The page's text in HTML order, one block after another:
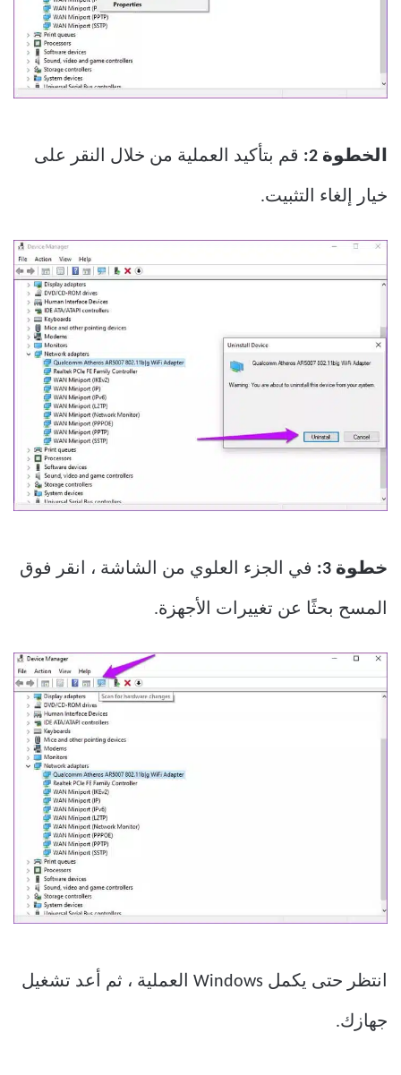
الخطوة 2: قم بتأكيد العملية من خلال النقر على
خيار إلغاء التثبيت.
خطوة 3: في الجزء العلوي من الشاشة ، انقر فوق
المسح بحثًا عن تغييرات الأجهزة.
انتظر حتى يكمل Windows العملية ، ثم أعد تشغيل
جهازك.